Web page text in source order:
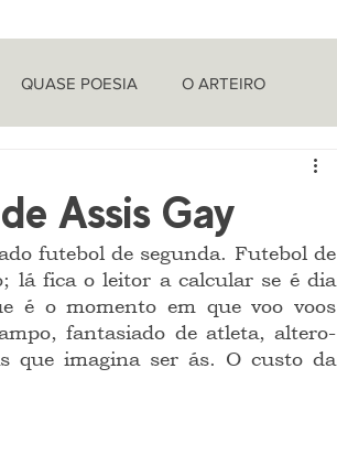
QUASE POESIA O ARTEIRO
Assis Gay
lá fica o leitor a calcular se é dia
é o momento em que voo voos
fantasiado de atleta, altero-
que imagina ser ás. O custo da